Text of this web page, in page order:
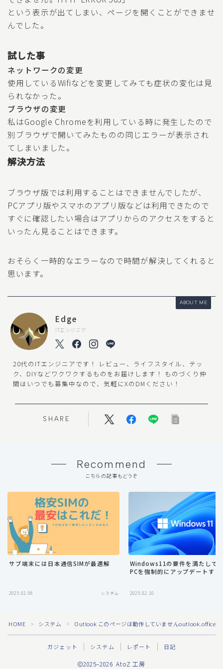
という表示が出てしまい、ページを開くことができませ
んでした。
試した事
ネットワークの変更
使用しているWifiなどを変更してみても症状の変化は見
られなかった。
ブラウザの変更
私はGoogle Chromeを利用している時に発生したので
別ブラウザで開いてみたものの同じエラーが表示され
てしまいました。
解決方法
ブラウザ版では利用することはできませんでしたが、
PCアプリ版やスマホのアプリ版などは利用できたので
すぐに確認したい場合はアプリからのアクセスをすると
いったん見ることはできます。
おそらく一時的なエラーなので時間が解決してくれると
思います。
ABOUT ME
Edge
ITエンジニア
20代のITエンジニアです！ レビュー、ライフスタイル、テッ
ク、DIYなどワクワクするものをお届けします！ ものづくり仲
間はいつでも募集中なので、気軽にXのDMください！
SHARE
Recommend
こちらの記事もどうぞ
サブ端末には日本通信SIMが最適解
2025.02.06 システム
Windows11の要件を満たして
PCを強制的にアップデートす
2025.02.10
HOME ＞ システム ＞ Outlook このページは動作していません
ガジェット システム レポート 日記
2025–2026 AtoZ 工房